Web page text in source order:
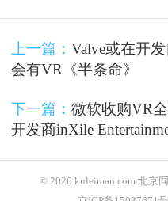
上一篇： Valve或在开
会有VR《半条命》
下一篇： 微软收购VR全
开发商inXile
© 2026 kuleiman.com 北京